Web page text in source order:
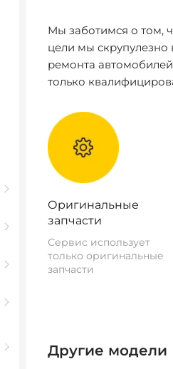
Мы заботимся о том,
цели мы
ремонта
только
Оригинальные
запчасти
Сервис использует
только оригинальные
запчасти
Другие модели